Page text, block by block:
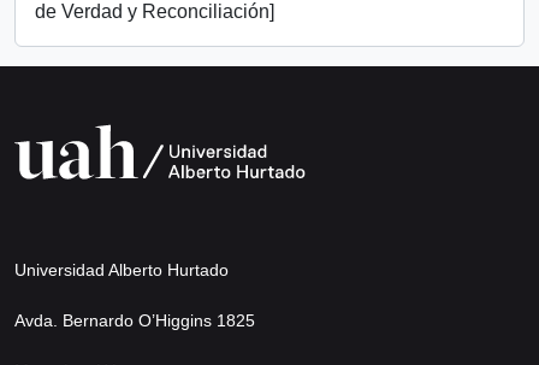
de Verdad y Reconciliación]
Universidad Alberto Hurtado
Avda. Bernardo O’Higgins 1825